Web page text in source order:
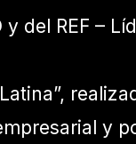
del REF –
y